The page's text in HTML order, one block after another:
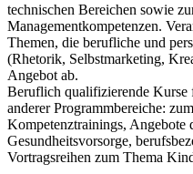
technischen Bereichen sowie
Managementkompetenzen.
Themen, die berufliche und
(Rhetorik, Selbstmarketing,
Angebot ab.
Beruflich qualifizierende Kurse
anderer Programmbereiche:
Kompetenztrainings, Angebote
Gesundheitsvorsorge,
Vortragsreihen zum Thema